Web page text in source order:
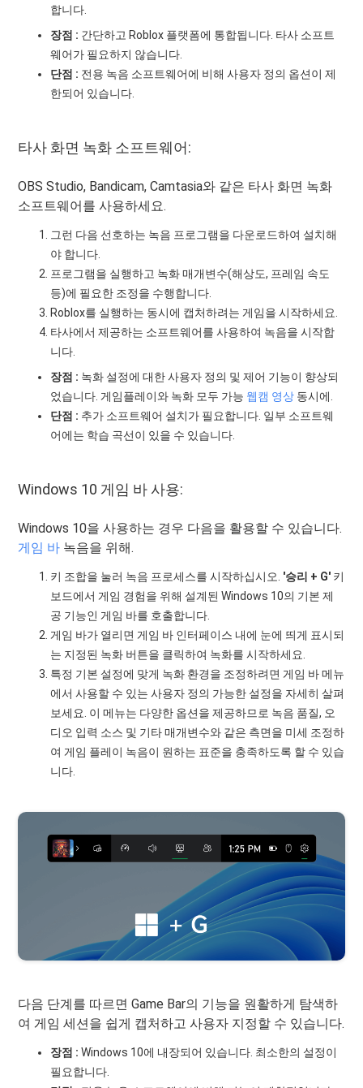
합니다.
장점 : 간단하고 Roblox 플랫폼에 통합됩니다. 타사 소프트
웨어가 필요하지 않습니다.
단점 : 전용 녹음 소프트웨어에 비해 사용자 정의 옵션이 제
한되어 있습니다.
타사 화면 녹화 소프트웨어:
OBS Studio, Bandicam, Camtasia와 같은 타사 화면 녹화
소프트웨어를 사용하세요.
그런 다음 선호하는 녹음 프로그램을 다운로드하여 설치해
야 합니다.
프로그램을 실행하고 녹화 매개변수(해상도, 프레임 속도
등)에 필요한 조정을 수행합니다.
Roblox를 실행하는 동시에 캡처하려는 게임을 시작하세요.
타사에서 제공하는 소프트웨어를 사용하여 녹음을 시작합
니다.
장점 : 녹화 설정에 대한 사용자 정의 및 제어 기능이 향상되
었습니다. 게임플레이와 녹화 모두 가능 웹캠 영상 동시에.
단점 : 추가 소프트웨어 설치가 필요합니다. 일부 소프트웨
어에는 학습 곡선이 있을 수 있습니다.
Windows 10 게임 바 사용:
Windows 10을 사용하는 경우 다음을 활용할 수 있습니다.
게임 바 녹음을 위해.
키 조합을 눌러 녹음 프로세스를 시작하십시오. '승리 + G' 키
보드에서 게임 경험을 위해 설계된 Windows 10의 기본 제
공 기능인 게임 바를 호출합니다.
게임 바가 열리면 게임 바 인터페이스 내에 눈에 띄게 표시되
는 지정된 녹화 버튼을 클릭하여 녹화를 시작하세요.
특정 기본 설정에 맞게 녹화 환경을 조정하려면 게임 바 메뉴
에서 사용할 수 있는 사용자 정의 가능한 설정을 자세히 살펴
보세요. 이 메뉴는 다양한 옵션을 제공하므로 녹음 품질, 오
디오 입력 소스 및 기타 매개변수와 같은 측면을 미세 조정하
여 게임 플레이 녹음이 원하는 표준을 충족하도록 할 수 있습
니다.
다음 단계를 따르면 Game Bar의 기능을 원활하게 탐색하
여 게임 세션을 쉽게 캡처하고 사용자 지정할 수 있습니다.
장점 : Windows 10에 내장되어 있습니다. 최소한의 설정이
필요합니다.